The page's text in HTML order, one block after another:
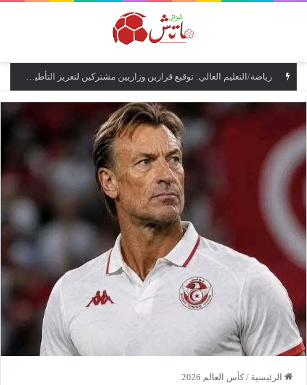
رياضة/التعليم العالي: توقيع قرارين وزاريين مشتركين لتعزيز التأطير البيداغوجي لمؤسسات التكوين الرياضي
الرئيسية / كأس العالم 2026